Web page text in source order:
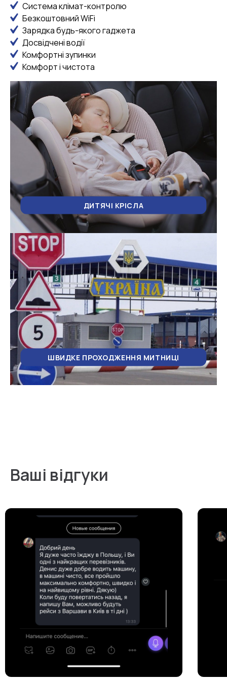
Система клімат-контролю
Безкоштовний WiFi
Зарядка будь-якого гаджета
Досвідчені водії
Комфортні зупинки
Комфорт і чистота
ДИТЯЧІ КРІСЛА
ШВИДКЕ ПРОХОДЖЕННЯ МИТНИЦІ
Ваші відгуки